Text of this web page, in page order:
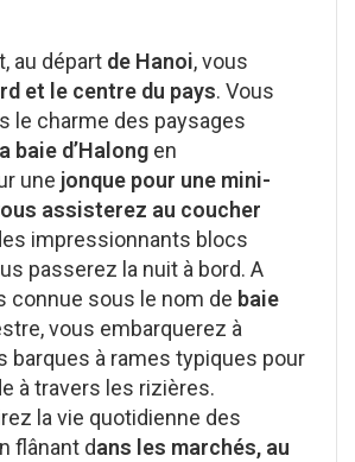
au départ de Hanoi, vous
et le centre du pays. Vous
le charme des paysages
la baie d’Halong en
une jonque pour une mini-
assisterez au coucher
impressionnants blocs
passerez la nuit à bord. A
connue sous le nom de baie
vous embarquerez à
barques à rames typiques pour
à travers les rizières.
la vie quotidienne des
flânant dans les marchés, au